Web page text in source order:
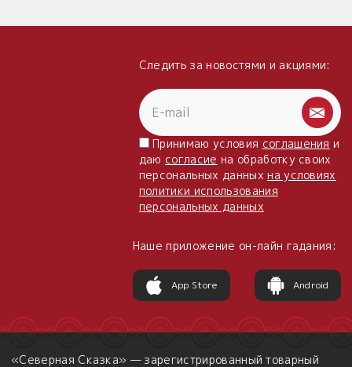
Следить за новостями и акциями:
Принимаю условия соглашения и
даю согласие на обработку своих
персональных данныхна условиях
политики использования
персональных данных
Наше приложение он-лайн гадания:
App Store Android
«Северная Сказка» — зарегистрированный товарный